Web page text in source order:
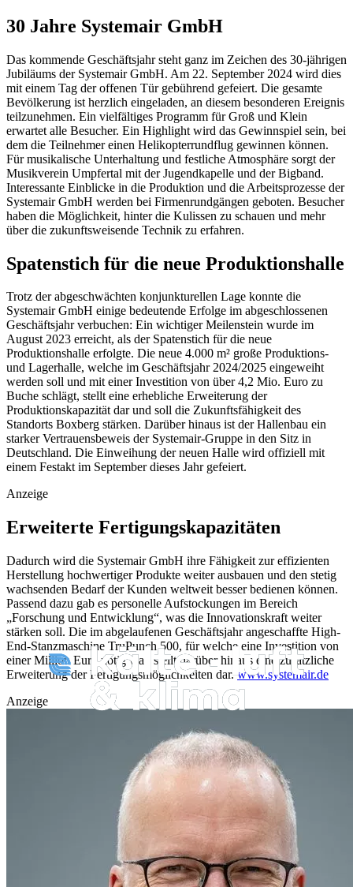
30 Jahre Systemair GmbH
Das kommende Geschäftsjahr steht ganz im Zeichen des 30-jährigen
Jubiläums der Systemair GmbH. Am 22. September 2024 wird dies
mit einem Tag der offenen Tür gebührend gefeiert. Die gesamte
Bevölkerung ist herzlich eingeladen, an diesem besonderen Ereignis
teilzunehmen. Ein vielfältiges Programm für Groß und Klein
erwartet alle Besucher. Ein Highlight wird das Gewinnspiel sein, bei
dem die Teilnehmer einen Helikopterrundflug gewinnen können.
Für musikalische Unterhaltung und festliche Atmosphäre sorgt der
Musikverein Umpfertal mit der Jugendkapelle und der Bigband.
Interessante Einblicke in die Produktion und die Arbeitsprozesse der
Systemair GmbH werden bei Firmenrundgängen geboten. Besucher
haben die Möglichkeit, hinter die Kulissen zu schauen und mehr
über die zukunftsweisende Technik zu erfahren.
Spatenstich für die neue Produktionshalle
Trotz der abgeschwächten konjunkturellen Lage konnte die
Systemair GmbH einige bedeutende Erfolge im abgeschlossenen
Geschäftsjahr verbuchen: Ein wichtiger Meilenstein wurde im
August 2023 erreicht, als der Spatenstich für die neue
Produktionshalle erfolgte. Die neue 4.000 m² große Produktions-
und Lagerhalle, welche im Geschäftsjahr 2024/2025 eingeweiht
werden soll und mit einer Investition von über 4,2 Mio. Euro zu
Buche schlägt, stellt eine erhebliche Erweiterung der
Produktionskapazität dar und soll die Zukunftsfähigkeit des
Standorts Boxberg stärken. Darüber hinaus ist der Hallenbau ein
starker Vertrauensbeweis der Systemair-Gruppe in den Sitz in
Deutschland. Die Einweihung der neuen Halle wird offiziell mit
einem Festakt im September dieses Jahr gefeiert.
Anzeige
Erweiterte Fertigungskapazitäten
Dadurch wird die Systemair GmbH ihre Fähigkeit zur effizienten
Herstellung hochwertiger Produkte weiter ausbauen und den stetig
wachsenden Bedarf der Kunden weltweit besser bedienen können.
Passend dazu gab es personelle Aufstockungen im Bereich
„Forschung und Entwicklung“, was die Innovationskraft weiter
stärken soll. Die im abgelaufenen Geschäftsjahr angeschaffte High-
End-Stanzmaschine TruPunch 500, für welche eine Investition von
einer Million Euro nötig war, stellt darüber hinaus eine zusätzliche
Erweiterung der Fertigungsmöglichkeiten dar.www.systemair.de
Anzeige